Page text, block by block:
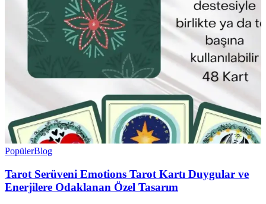
PopülerBlog
Tarot Serüveni Emotions Tarot Kartı Duygular ve
Enerjilere Odaklanan Özel Tasarım